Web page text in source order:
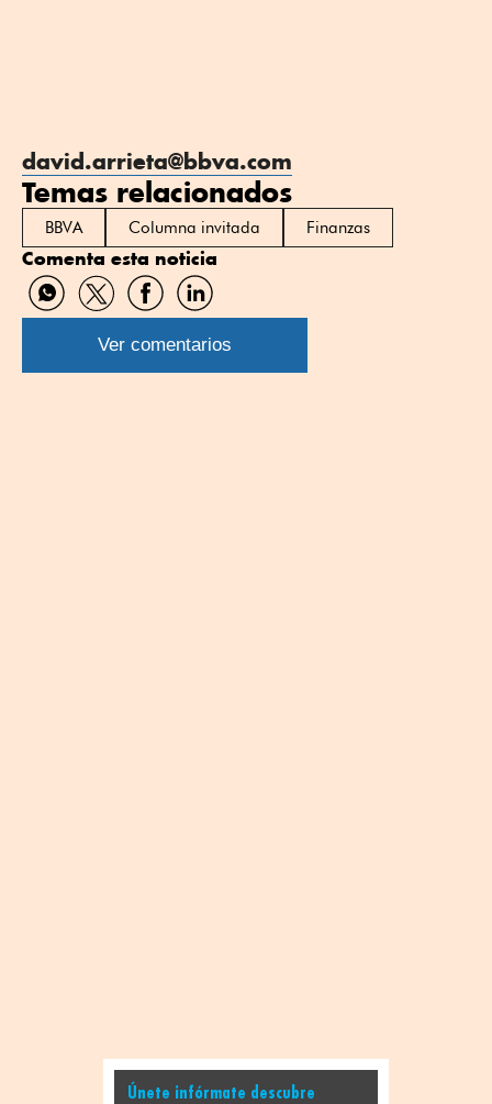
david.arrieta@bbva.com
Temas relacionados
BBVA Columna invitada Finanzas
Comenta esta noticia
Compartir
por
WhatsApp
Compartir
por
Twitter
Compartir
por
Facebook
Compartir
por
Linkedin
Ver comentarios
Únete infórmate descubre